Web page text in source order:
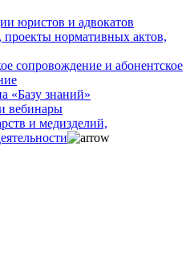
юристов и адвокатов
проекты нормативных актов,
сопровождение и абонентское
«Базу знаний»
вебинары
и медизделий,